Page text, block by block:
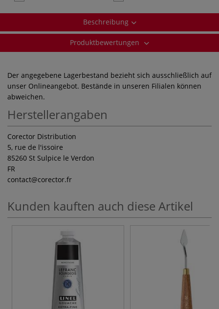
Beschreibung
Produktbewertungen
Der angegebene Lagerbestand bezieht sich ausschließlich auf
unser Onlineangebot. Bestände in unseren Filialen können
abweichen.
Herstellerangaben
Corector Distribution
5, rue de l'issoire
85260 St Sulpice le Verdon
FR
contact@corector.fr
Kunden kauften auch diese Artikel